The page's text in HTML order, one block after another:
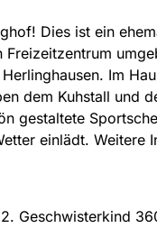
Dies ist ein
Im
dem Kuhstall und
gestaltete
einlädt. Weitere
Geschwisterkind